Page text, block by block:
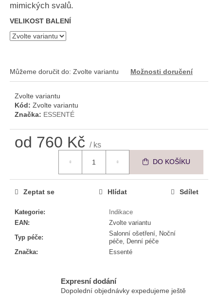
mimických svalů.
VELIKOST BALENÍ
Můžeme doručit do: Zvolte variantu Možnosti doručení
Zvolte variantu
Kód: Zvolte variantu
Značka: ESSENTÉ
od 760 Kč / ks
DO KOŠÍKU
Kategorie:
Indikace
EAN:
Zvolte variantu
Typ péče:
Salonní ošetření, Noční
péče, Denní péče
Značka: Essenté
Zeptat se Hlídat Sdílet
Expresní dodání
Dopolední objednávky expedujeme ještě
D
o
p
o
č
u
m
e
KRÉM
590